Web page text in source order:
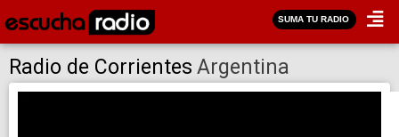
SUMA TU RADIO
Radio de Corrientes Argentina